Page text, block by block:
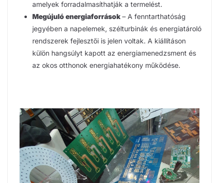
amelyek forradalmasíthatják a termelést.
Megújuló energiaforrások– A fenntarthatóság
jegyében a napelemek, szélturbinák és energiatároló
rendszerek fejlesztői is jelen voltak. A kiállításon
külön hangsúlyt kapott az energiamenedzsment és
az okos otthonok energiahatékony működése.